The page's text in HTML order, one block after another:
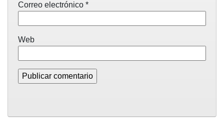
Correo electrónico *
Web